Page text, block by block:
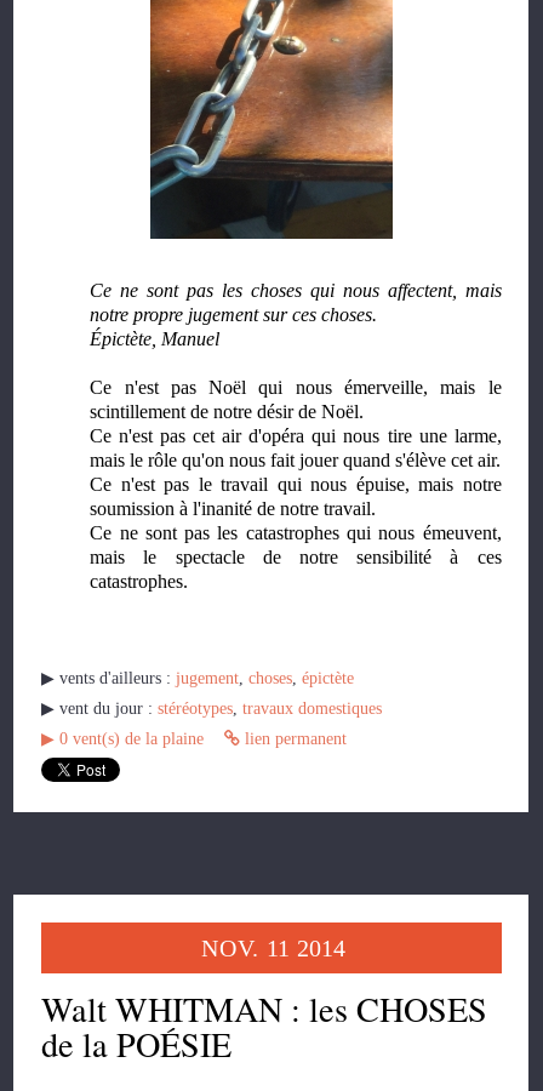
Ce ne sont pas les choses qui nous affectent, mais
notre propre jugement sur ces choses.
Épictète, Manuel
Ce n'est pas Noël qui nous émerveille, mais le
scintillement de notre désir de Noël.
Ce n'est pas cet air d'opéra qui nous tire une larme,
mais le rôle qu'on nous fait jouer quand s'élève cet air.
Ce n'est pas le travail qui nous épuise, mais notre
soumission à l'inanité de notre travail.
Ce ne sont pas les catastrophes qui nous émeuvent,
mais le spectacle de notre sensibilité à ces
catastrophes.
▶︎ vents d'ailleurs :jugement ,choses ,épictète
▶︎ vent du jour :stéréotypes ,travaux domestiques
▶︎ 0 vent(s) de la plaine lien permanent
NOV. 11 2014
Walt WHITMAN : les CHOSES
de la POÉSIE